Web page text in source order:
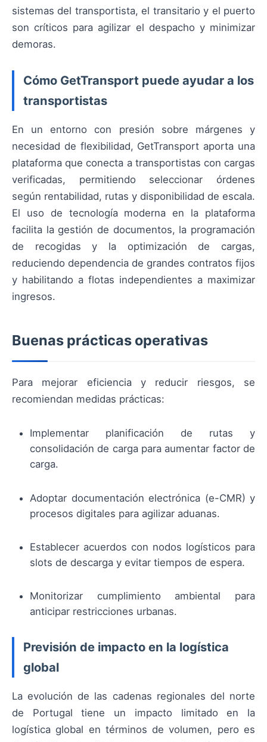
sistemas del transportista, el transitario y el puerto
son críticos para agilizar el despacho y minimizar
demoras.
Cómo GetTransport puede ayudar a los
transportistas
En un entorno con presión sobre márgenes y
necesidad de flexibilidad, GetTransport aporta una
plataforma que conecta a transportistas con cargas
verificadas, permitiendo seleccionar órdenes
según rentabilidad, rutas y disponibilidad de escala.
El uso de tecnología moderna en la plataforma
facilita la gestión de documentos, la programación
de recogidas y la optimización de cargas,
reduciendo dependencia de grandes contratos fijos
y habilitando a flotas independientes a maximizar
ingresos.
Buenas prácticas operativas
Para mejorar eficiencia y reducir riesgos, se
recomiendan medidas prácticas:
Implementar planificación de rutas y
consolidación de carga para aumentar factor de
carga.
Adoptar documentación electrónica (e-CMR) y
procesos digitales para agilizar aduanas.
Establecer acuerdos con nodos logísticos para
slots de descarga y evitar tiempos de espera.
Monitorizar cumplimiento ambiental para
anticipar restricciones urbanas.
Previsión de impacto en la logística
global
La evolución de las cadenas regionales del norte
de Portugal tiene un impacto limitado en la
logística global en términos de volumen, pero es